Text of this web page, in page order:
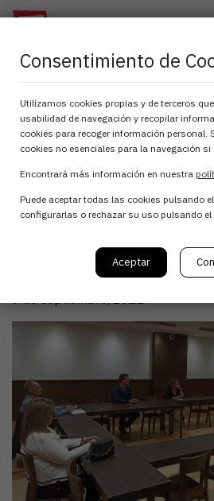
Comisión de
Formación,
Cultura
“Ayudas del
para
9 de septiembre, 2022
Consentimiento de
Utilizamos cookies propias y de terceros
usabilidad de navegación y recopilar
cookies para recoger información personal.
cookies no esenciales para la navegación
Encontrará más información en nuestra
Puede aceptar todas las cookies pulsando
configurarlas o rechazar su uso pulsando
Aceptar